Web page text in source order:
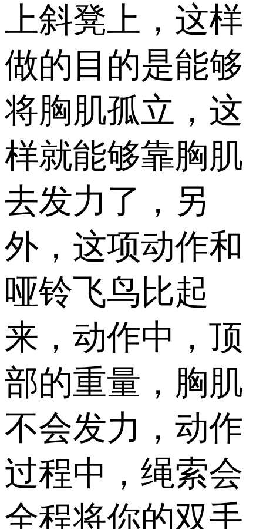
上斜凳上，这样
做的目的是能够
将胸肌孤立，这
样就能够靠胸肌
去发力了，另
外，这项动作和
哑铃飞鸟比起
来，动作中，顶
部的重量，胸肌
不会发力，动作
过程中，绳索会
全程将你的双手